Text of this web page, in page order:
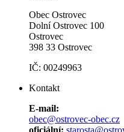
Obec Ostrovec
Dolní Ostrovec 100
Ostrovec
398 33 Ostrovec
IČ: 00249963
Kontakt
E-mail:
obec@ostrovec-obec.cz
oficiální: